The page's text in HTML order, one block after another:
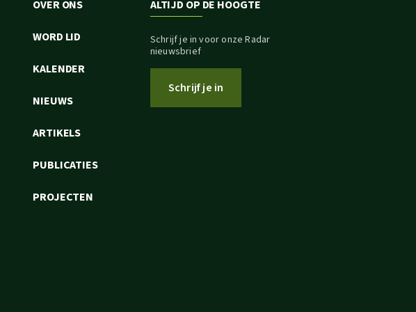
OVER ONS
WORD LID
KALENDER
NIEUWS
ARTIKELS
PUBLICATIES
PROJECTEN
ALTIJD OP DE HOOGTE
Schrijf je in voor onze Radar
nieuwsbrief
Schrijf je in